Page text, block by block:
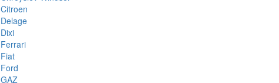
Citroen
Delage
Dixi
Ferrari
Fiat
Ford
GAZ